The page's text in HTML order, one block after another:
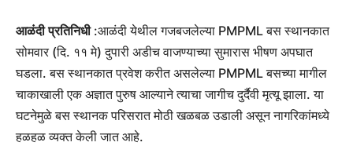
आळंदी प्रतिनिधी:आळंदी येथील गजबजलेल्या PMPML बस स्थानकात
सोमवार (दि. ११ मे) दुपारी अडीच वाजण्याच्या सुमारास भीषण अपघात
घडला. बस स्थानकात प्रवेश करीत असलेल्या PMPML बसच्या मागील
चाकाखाली एक अज्ञात पुरुष आल्याने त्याचा जागीच दुर्दैवी मृत्यू झाला. या
घटनेमुळे बस स्थानक परिसरात मोठी खळबळ उडाली असून नागरिकांमध्ये
हळहळ व्यक्त केली जात आहे.